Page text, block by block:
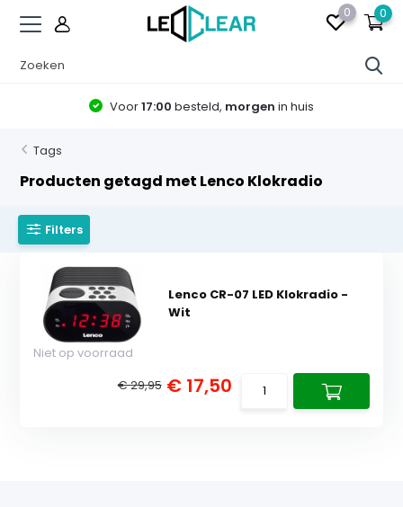
0 0
Voor17:00 besteld, morgen in huis
Tags
Producten getagd met Lenco Klokradio
Filters
Lenco CR-07 LED Klokradio -
Wit
Niet op voorraad
€ 29,95 € 17,50